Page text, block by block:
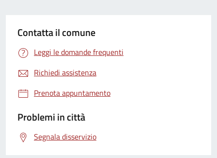
Contatta il comune
Leggi le domande frequenti
Richiedi assistenza
Prenota appuntamento
Problemi in città
Segnala disservizio